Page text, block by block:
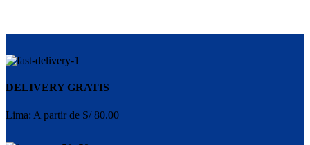
DELIVERY GRATIS
Lima: A partir de S/ 80.00